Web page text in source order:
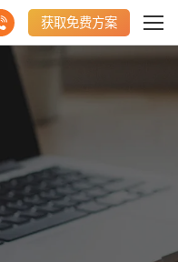
获取免费方案